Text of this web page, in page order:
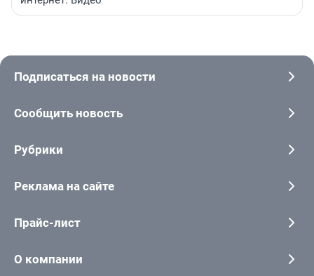
Подписаться на новости
Сообщить новость
Рубрики
Реклама на сайте
Прайс-лист
О компании